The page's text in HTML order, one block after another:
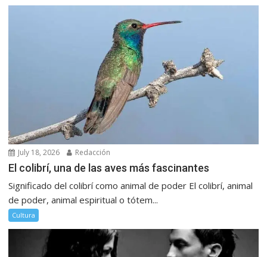
July 18, 2026 Redacción
El colibrí, una de las aves más fascinantes
Significado del colibrí como animal de poder El colibrí, animal
de poder, animal espiritual o tótem...
Cultura